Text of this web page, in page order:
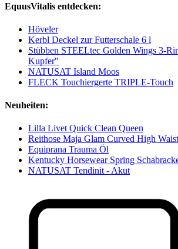
EquusVitalis entdecken:
Höveler
Kerbl Deckel zur Futterschale 6 l
Stübben STEELtec Golden Wings 3-
Kupfer"
NATUSAT Island Moos
FLECK Touchiergerte TRIPLE-Touch
Neuheiten:
Lilla Livet Quick Clean Queen
Reithose Maja Glam Curved High
Equiprana Trauma Öl
Kentucky Horsewear Spring
NATUSAT Tendinit - Akut